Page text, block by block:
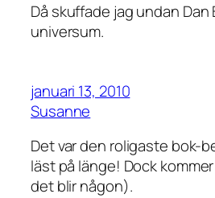
Då skuffade jag undan
universum.
januari 13, 2010
Susanne
Det var den roligaste bok-
läst på länge! Dock
det blir någon).